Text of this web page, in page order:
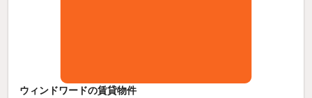
ウィンドワードの賃貸物件